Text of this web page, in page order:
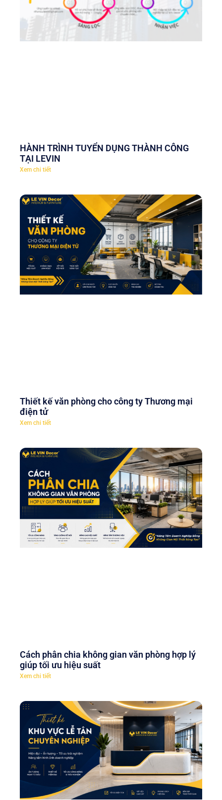
HÀNH TRÌNH TUYỂN DỤNG THÀNH CÔNG
TẠI LEVIN
Xem chi tiết
Thiết kế văn phòng cho công ty Thương mại
điện tử
Xem chi tiết
Cách phân chia không gian văn phòng hợp lý
giúp tối ưu hiệu suất
Xem chi tiết